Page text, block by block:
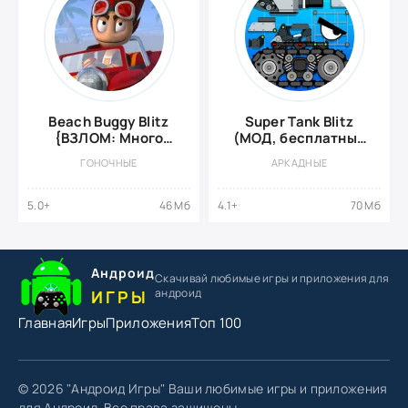
Beach Buggy Blitz
{ВЗЛОМ: Много
ГОНОЧНЫЕ
5.0+ 46 Мб
Super Tank Blitz
(МОД, бесплатные
АРКАДНЫЕ
4.1+ 70 Мб
Андроид
ИГРЫ
Скачивай любимые игрыи приложения для
андроид
ГлавнаяИгрыПриложенияТоп 100
© 2026 "Андроид Игры" Ваши любимые игры и приложения